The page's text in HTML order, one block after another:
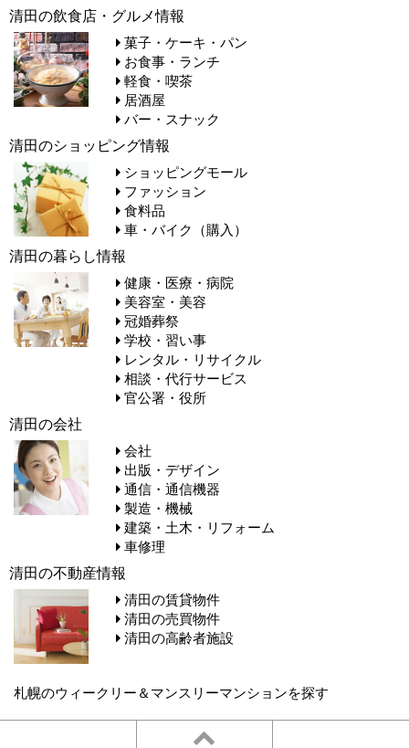
清田の飲食店・グルメ情報
菓子・ケーキ・パン
お食事・ランチ
軽食・喫茶
居酒屋
バー・スナック
清田のショッピング情報
ショッピングモール
ファッション
食料品
車・バイク（購入）
清田の暮らし情報
健康・医療・病院
美容室・美容
冠婚葬祭
学校・習い事
レンタル・リサイクル
相談・代行サービス
官公署・役所
清田の会社
会社
出版・デザイン
通信・通信機器
製造・機械
建築・土木・リフォーム
車修理
清田の不動産情報
清田の賃貸物件
清田の売買物件
清田の高齢者施設
札幌のウィークリー＆マンスリーマンションを探す